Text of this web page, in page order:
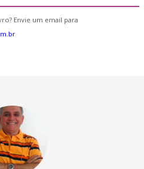
Envie um email para